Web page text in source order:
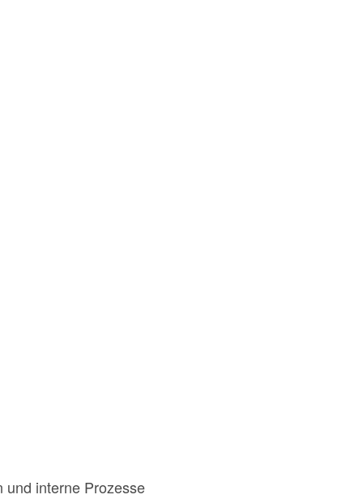
und interne Prozesse